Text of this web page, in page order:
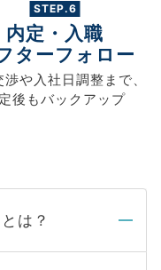
STEP.6
内定・入職
ターフォロー
渉や入社日調整まで、
後もバックアップ
は？